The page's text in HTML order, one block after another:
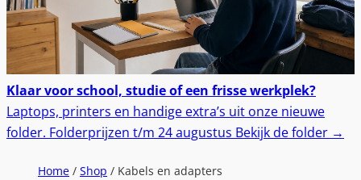
Klaar voor school, studie of een frisse werkplek?
Laptops, printers en handige extra’s uit onze nieuwe
folder. Folderprijzen t/m 24 augustus Bekijk de folder →
Home / Shop / Kabels en adapters